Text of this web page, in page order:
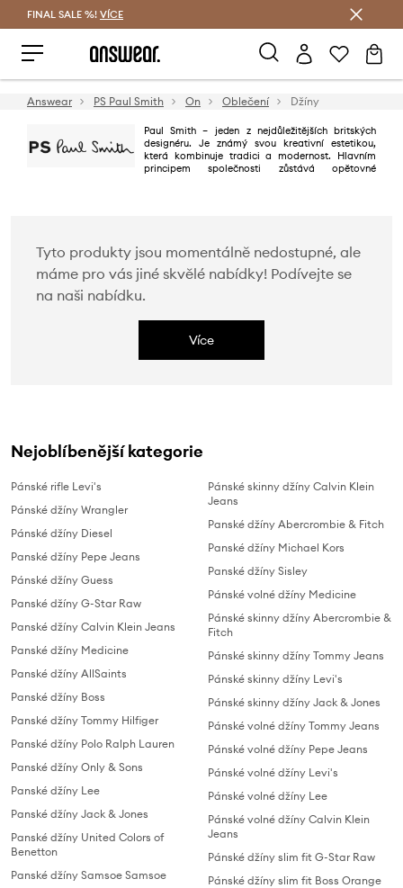
FINAL SALE %! VÍCE
Answear PS Paul Smith On Oblečení Džíny
Paul Smith – jeden z nejdůležitějších britských
designéru. Je známý svou kreativní estetikou,
která kombinuje tradici a modernost. Hlavním
principem společnosti zůstává opětovné
Tyto produkty jsou momentálně nedostupné, ale
máme pro vás jiné skvělé nabídky! Podívejte se
na naši nabídku.
Více
Nejoblíbenější kategorie
Pánské rifle Levi's
Pánské džíny Wrangler
Pánské džíny Diesel
Panské džíny Pepe Jeans
Pánské džíny Guess
Panské džíny G-Star Raw
Panské džíny Calvin Klein Jeans
Panské džíny Medicine
Panské džíny AllSaints
Panské džíny Boss
Panské džíny Tommy Hilfiger
Panské džíny Polo Ralph Lauren
Panské džíny Only & Sons
Panské džíny Lee
Panské džíny Jack & Jones
Panské džíny United Colors of
Benetton
Panské džíny Samsoe Samsoe
Pánské skinny džíny Calvin Klein
Jeans
Panské džíny Abercrombie & Fitch
Panské džíny Michael Kors
Panské džíny Sisley
Pánské volné džíny Medicine
Pánské skinny džíny Abercrombie &
Fitch
Pánské skinny džíny Tommy Jeans
Pánské skinny džíny Levi's
Pánské skinny džíny Jack & Jones
Pánské volné džíny Tommy Jeans
Pánské volné džíny Pepe Jeans
Pánské volné džíny Levi's
Pánské volné džíny Lee
Pánské volné džíny Calvin Klein
Jeans
Pánské džíny slim fit G-Star Raw
Pánské džíny slim fit Boss Orange